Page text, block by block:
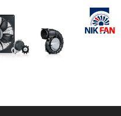
Skip
content